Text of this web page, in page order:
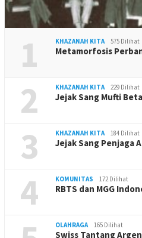
1 KHAZANAH KITA 575 Dilihat
Metamorfosis
2 KHAZANAH KITA 229 Dilihat
Jejak Sang Mufti
3 KHAZANAH KITA 184 Dilihat
Jejak Sang Penjaga
4 KOMUNITAS 172 Dilihat
RBTS dan MGG
OLAHRAGA 165 Dilihat
Swiss Tantang